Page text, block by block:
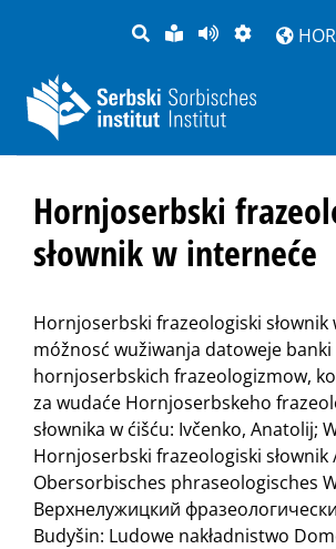
PYTANJE
LOCHKA
RĚČ
STRONU
PŘEDČITAĆ
Hornjoserbski
słownik w interneće
Hornjoserbski frazeologiski słownik
móžnosć wužiwanja datoweje banki
hornjoserbskich frazeologizmow,
za wudaće Hornjoserbskeho
słownika w ćišću: Ivčenko, Anatolij;
Hornjoserbski frazeologiski słownik
Obersorbisches phraseologisches
Верхнелужицкий
Budyšin: Ludowe nakładnistwo